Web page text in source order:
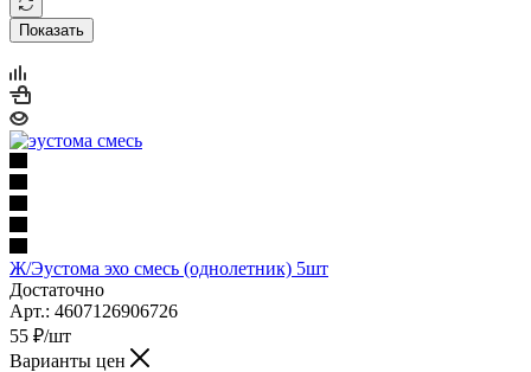
Показать
Ж/Эустома эхо смесь (однолетник) 5шт
Достаточно
Арт.: 4607126906726
55 ₽/шт
Варианты цен